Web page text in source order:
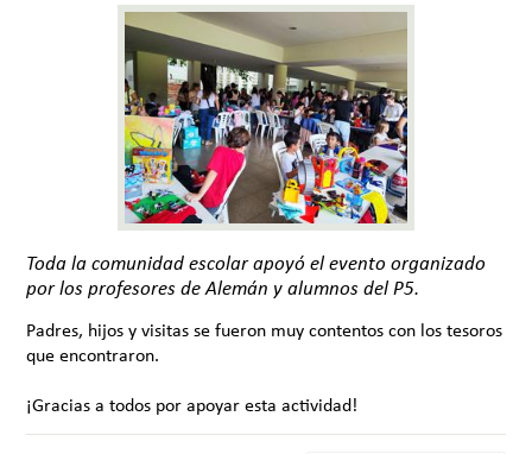
Toda la comunidad escolar apoyó el evento organizado
por los profesores de Alemán y alumnos del P5.
Padres, hijos y visitas se fueron muy contentos con los tesoros
que encontraron.
¡Gracias a todos por apoyar esta actividad!